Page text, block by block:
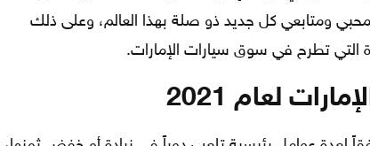
ومتابعي كل جديد ذو صلة بهذا العالم، وعلى ذلك
التي تطرح في سوق سيارات الإمارات.
لعام 2021